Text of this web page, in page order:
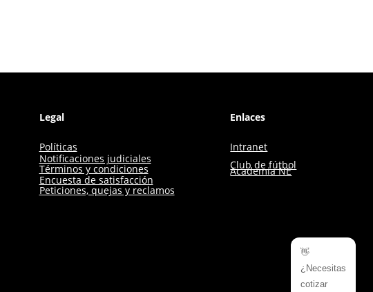
Legal
Políticas
Notificaciones judiciales
Términos y condiciones
Encuesta de satisfacción
Peticiones, quejas y reclamos
Enlaces
Intranet
Club de fútbol
Academia NE
👋
¿Necesitas
cotizar